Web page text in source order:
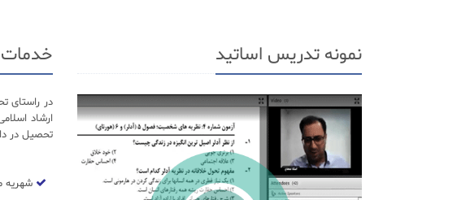
نمونه تدریس اساتید
در راستای
ارشاد
تحصیل در
شهریه